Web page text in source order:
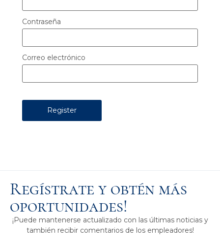
Contraseña
Correo electrónico
Regístrate y obtén más
oportunidades!
¡Puede mantenerse actualizado con las últimas noticias y
también recibir comentarios de los empleadores!